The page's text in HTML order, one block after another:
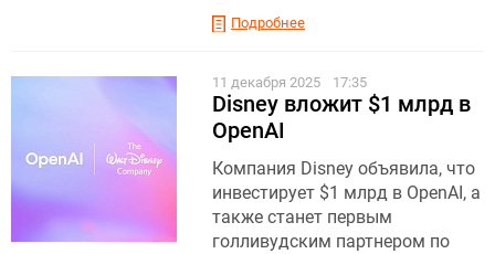
Подробнее
11 декабря 2025 17:35
Disney вложит $1 млрд в
OpenAI
Компания Disney объявила, что
инвестирует $1 млрд в OpenAI, а
также станет первым
голливудским партнером по